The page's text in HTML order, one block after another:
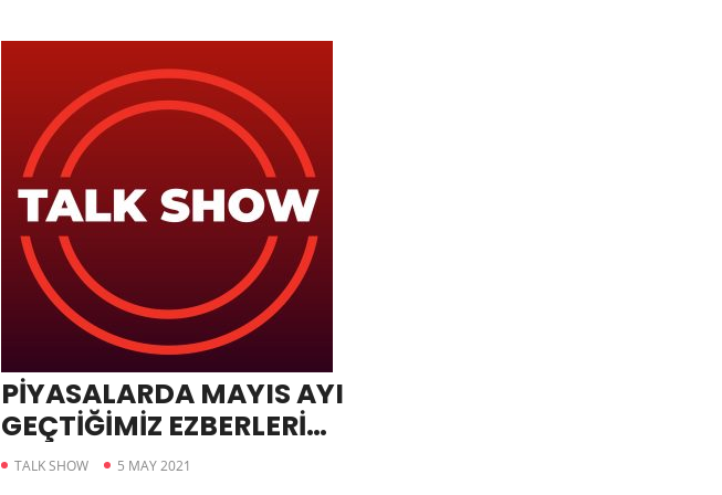
PİYASALARDA MAYIS AYI
GEÇTİĞİMİZ EZBERLERİ
BOZABİLİR
TALK SHOW 5 MAY 2021